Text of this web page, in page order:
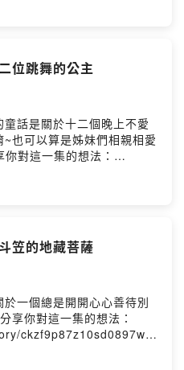
位跳舞的公主
話是關於十二個晚上不愛
也可以算是姊妹們相親相愛
對這一集的想法：
更好聽~~Powered by
笠的地藏菩薩
一個總是開開心心善待別
享你對這一集的想法：
ckzf9p87z10sd0897wn9